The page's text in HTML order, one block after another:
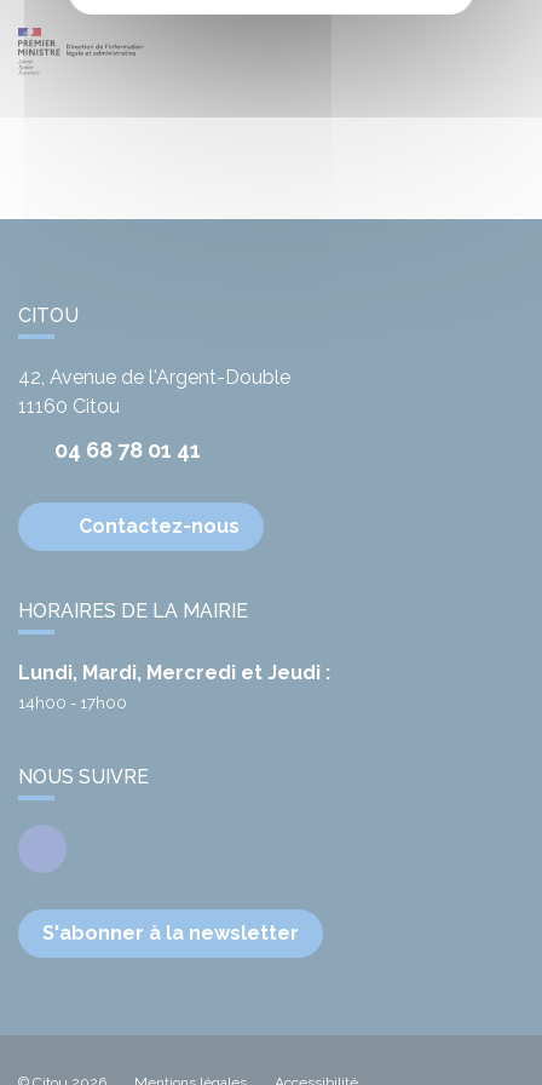
CITOU
42, Avenue de l'Argent-Double
11160 Citou
04 68 78 01 41
Contactez-nous
HORAIRES DE LA MAIRIE
Lundi, Mardi, Mercredi et Jeudi :
14h00 - 17h00
NOUS SUIVRE
Facebook
S'abonner à la newsletter